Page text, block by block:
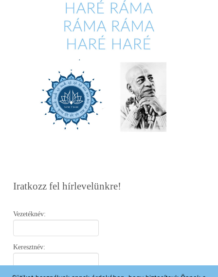
Iratkozz fel hírlevelünkre!
Vezetéknév:
Keresztnév: